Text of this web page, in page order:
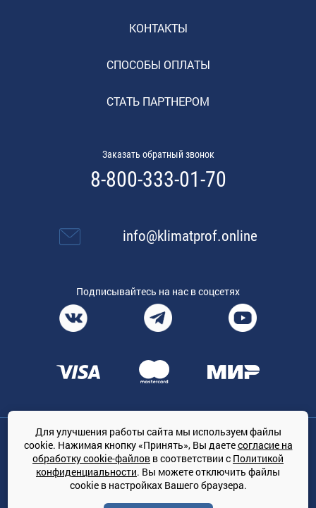
КОНТАКТЫ
СПОСОБЫ ОПЛАТЫ
СТАТЬ ПАРТНЕРОМ
Заказать обратный звонок
8-800-333-01-70
info@klimatprof.online
Подписывайтесь на нас в соцсетях
Общество с ограниченной ответственностью «ТРЕЙДКОН», ОГРН:
1167847364079, 197022, г. Санкт-Петербург, проспект Медиков, 7
КЛИМАТПРОФ.ONLINE - оптовая продажа кондиционеров и
климатической техники на территории РФ
© Сайт принадлежит ООО «ТРЕЙДКОН»
Для улучшения работы сайта мы используем файлы
cookie. Нажимая кнопку «Принять», Вы даетесогласие на
обработку cookie-файлов в соответствии с Политикой
конфиденциальности. Вы можете отключить файлы
cookie в настройках Вашего браузера.